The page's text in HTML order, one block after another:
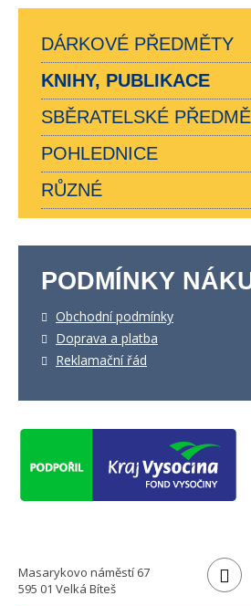
DÁRKOVÉ PŘEDMĚTY
KNIHY, PUBLIKACE
SBĚRATELSKÉ
POHLEDNICE
RŮZNÉ
PODMÍNKY
Obchodní podmínky
Doprava a platba
Reklamační řád
Masarykovo náměstí 67
595 01 Velká Bíteš